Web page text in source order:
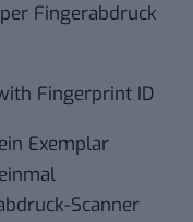
Fingerabdruck
Exemplar
Scanner